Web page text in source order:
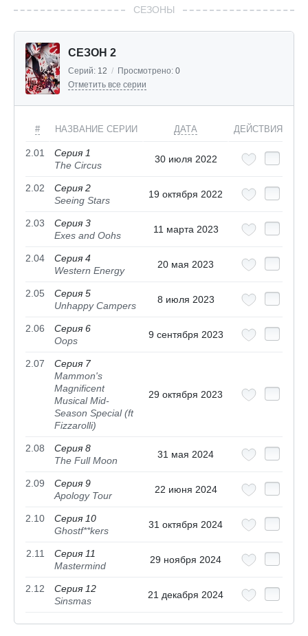
СЕЗОНЫ
СЕЗОН 2
Серий: 12 / Просмотрено: 0
Отметить все серии
# НАЗВАНИЕ СЕРИИ ДАТА ДЕЙСТВИЯ
2.01
Серия 1
The Circus
30 июля 2022
2.02
Серия 2
Seeing Stars
19 октября 2022
2.03
Серия 3
Exes and Oohs
11 марта 2023
2.04
Серия 4
Western Energy
20 мая 2023
2.05
Серия 5
Unhappy Campers
8 июля 2023
2.06
Серия 6
Oops
9 сентября 2023
2.07
Серия 7
Mammon's
Magnificent
Musical Mid-
Season Special (ft
Fizzarolli)
29 октября 2023
2.08
Серия 8
The Full Moon
31 мая 2024
2.09
Серия 9
Apology Tour
22 июня 2024
2.10
Серия 10
Ghostf**kers
31 октября 2024
2.11
Серия 11
Mastermind
29 ноября 2024
2.12
Серия 12
Sinsmas
21 декабря 2024